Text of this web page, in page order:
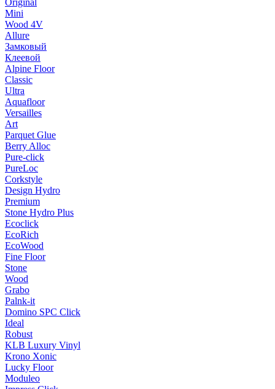
Original
Mini
Wood 4V
Allure
Замковый
Клеевой
Alpine Floor
Classic
Ultra
Aquafloor
Versailles
Art
Parquet Glue
Berry Alloc
Pure-click
PureLoc
Corkstyle
Design Hydro
Premium
Stone Hydro Plus
Ecoclick
EcoRich
EcoWood
Fine Floor
Stone
Wood
Grabo
Palnk-it
Domino SPC Click
Ideal
Robust
KLB Luxury Vinyl
Krono Xonic
Lucky Floor
Moduleo